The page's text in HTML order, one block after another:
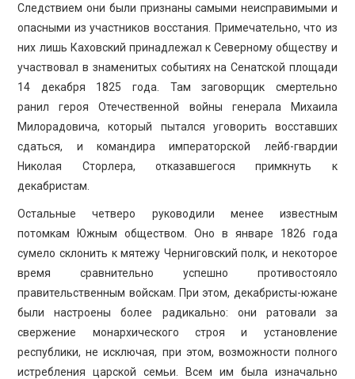
Следствием они были признаны самыми неисправимыми и
опасными из участников восстания. Примечательно, что из
них лишь Каховский принадлежал к Северному обществу и
участвовал в знаменитых событиях на Сенатской площади
14 декабря 1825 года. Там заговорщик смертельно
ранил героя Отечественной войны генерала Михаила
Милорадовича, который пытался уговорить восставших
сдаться, и командира императорской лейб-гвардии
Николая Сторлера, отказавшегося примкнуть к
декабристам.
Остальные четверо руководили менее известным
потомкам Южным обществом. Оно в январе 1826 года
сумело склонить к мятежу Черниговский полк, и некоторое
время сравнительно успешно противостояло
правительственным войскам. При этом, декабристы-южане
были настроены более радикально: они ратовали за
свержение монархического строя и установление
республики, не исключая, при этом, возможности полного
истребления царской семьи. Всем им была изначально